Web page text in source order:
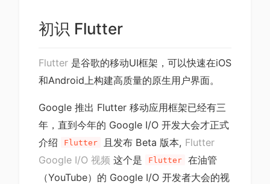
初识 Flutter
Flutter 是谷歌的移动UI框架，可以快速在iOS
和Android上构建高质量的原生用户界面。
Google 推出 Flutter 移动应用框架已经有三
年，直到今年的 Google I/O 开发大会才正式
介绍
Flutter 且发布 Beta 版本, Flutter
Google I/O 视频 这个是 Flutter
在油管
（YouTube）的 Google I/O 开发者大会的视